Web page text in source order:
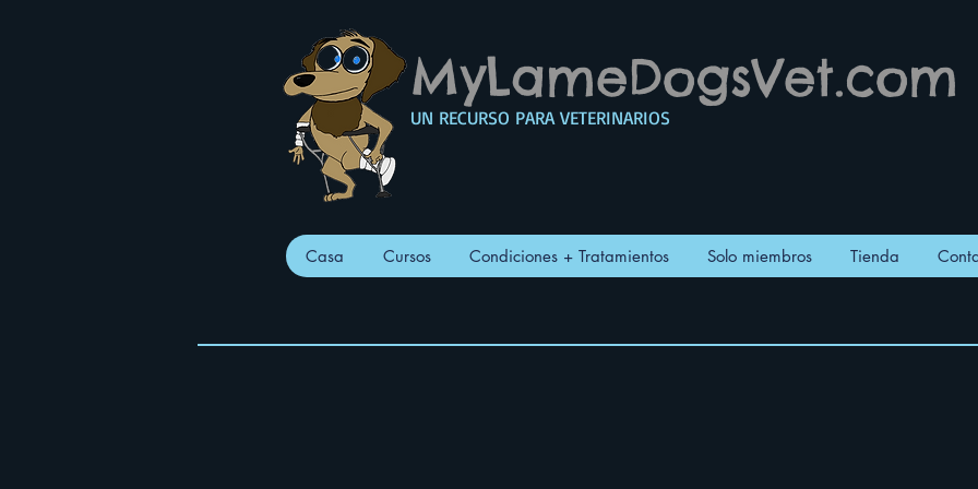
MyLameDogsVet.com
UN RECURSO PARA VETERINARIOS
Casa Cursos Condiciones + Tratamientos Solo miembros Tienda